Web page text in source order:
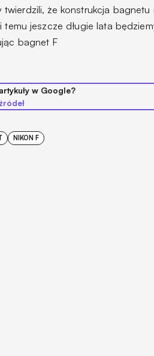
twierdzili, że konstrukcja
temu jeszcze długie lata
bagnet F
w Google?
NIKON F